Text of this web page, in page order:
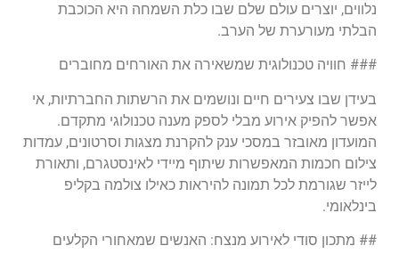
נלווים, יוצרים עולם שלם שבו כלת השמחה היא הכוכבת
הבלתי מעורערת של הערב.
### חוויה טכנולוגית שמשאירה את האורחים מחוברים
בעידן שבו צעירים חיים ונושמים את הרשתות החברתיות, אי
אפשר להפיק אירוע מבלי לספק מענה טכנולוגי מתקדם.
המועדון מאובזר במסכי ענק להקרנת מצגות וסרטונים, עמדות
צילום חכמות המאפשרות שיתוף מיידי לאינסטגרם, ותאורת
לייזר שגורמת לכל תמונה להיראות כאילו צולמה בקליפ
בינלאומי.
## מתכון סודי לאירוע מנצח: האנשים שמאחורי הקלעים